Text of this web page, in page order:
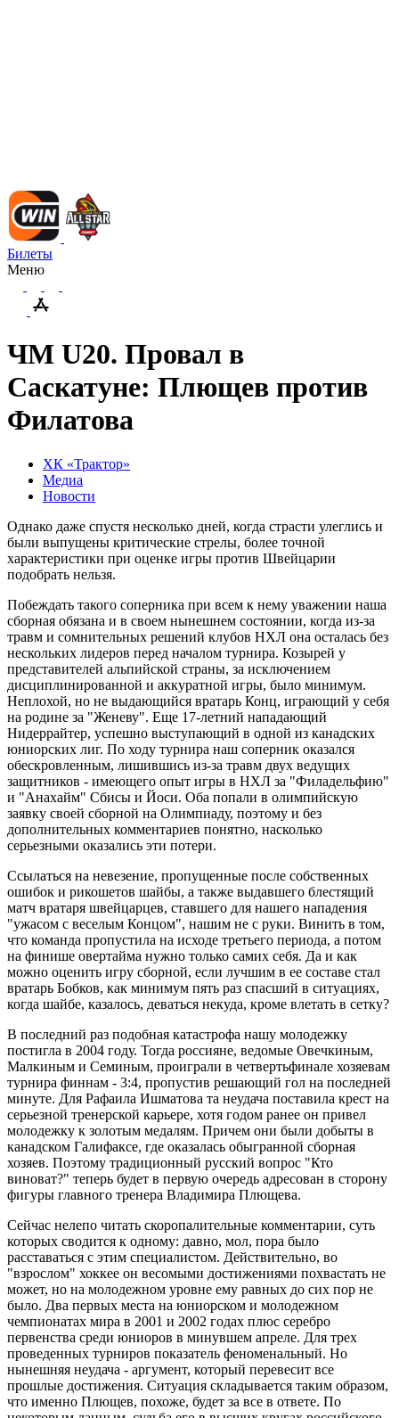
Билеты
Меню
ЧМ U20. Провал в
Саскатуне: Плющев против
Филатова
ХК «Трактор»
Медиа
Новости
Однако даже спустя несколько дней, когда страсти улеглись и
были выпущены критические стрелы, более точной
характеристики при оценке игры против Швейцарии
подобрать нельзя.
Побеждать такого соперника при всем к нему уважении наша
сборная обязана и в своем нынешнем состоянии, когда из-за
травм и сомнительных решений клубов НХЛ она осталась без
нескольких лидеров перед началом турнира. Козырей у
представителей альпийской страны, за исключением
дисциплинированной и аккуратной игры, было минимум.
Неплохой, но не выдающийся вратарь Конц, играющий у себя
на родине за "Женеву". Еще 17-летний нападающий
Нидеррайтер, успешно выступающий в одной из канадских
юниорских лиг. По ходу турнира наш соперник оказался
обескровленным, лишившись из-за травм двух ведущих
защитников - имеющего опыт игры в НХЛ за "Филадельфию"
и "Анахайм" Сбисы и Йоси. Оба попали в олимпийскую
заявку своей сборной на Олимпиаду, поэтому и без
дополнительных комментариев понятно, насколько
серьезными оказались эти потери.
Ссылаться на невезение, пропущенные после собственных
ошибок и рикошетов шайбы, а также выдавшего блестящий
матч вратаря швейцарцев, ставшего для нашего нападения
"ужасом с веселым Концом", нашим не с руки. Винить в том,
что команда пропустила на исходе третьего периода, а потом
на финише овертайма нужно только самих себя. Да и как
можно оценить игру сборной, если лучшим в ее составе стал
вратарь Бобков, как минимум пять раз спасший в ситуациях,
когда шайбе, казалось, деваться некуда, кроме влетать в сетку?
В последний раз подобная катастрофа нашу молодежку
постигла в 2004 году. Тогда россияне, ведомые Овечкиным,
Малкиным и Семиным, проиграли в четвертьфинале хозяевам
турнира финнам - 3:4, пропустив решающий гол на последней
минуте. Для Рафаила Ишматова та неудача поставила крест на
серьезной тренерской карьере, хотя годом ранее он привел
молодежку к золотым медалям. Причем они были добыты в
канадском Галифаксе, где оказалась обыгранной сборная
хозяев. Поэтому традиционный русский вопрос "Кто
виноват?" теперь будет в первую очередь адресован в сторону
фигуры главного тренера Владимира Плющева.
Сейчас нелепо читать скоропалительные комментарии, суть
которых сводится к одному: давно, мол, пора было
расставаться с этим специалистом. Действительно, во
"взрослом" хоккее он весомыми достижениями похвастать не
может, но на молодежном уровне ему равных до сих пор не
было. Два первых места на юниорском и молодежном
чемпионатах мира в 2001 и 2002 годах плюс серебро
первенства среди юниоров в минувшем апреле. Для трех
проведенных турниров показатель феноменальный. Но
нынешняя неудача - аргумент, который перевесит все
прошлые достижения. Ситуация складывается таким образом,
что именно Плющев, похоже, будет за все в ответе. По